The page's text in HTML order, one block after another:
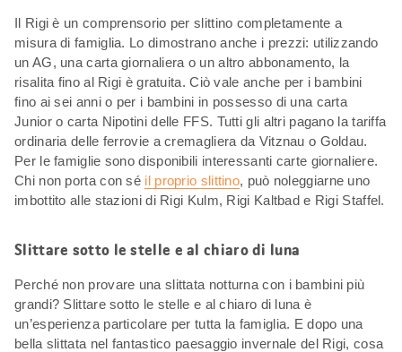
Il Rigi è un comprensorio per slittino completamente a
misura di famiglia. Lo dimostrano anche i prezzi: utilizzando
un AG, una carta giornaliera o un altro abbonamento, la
risalita fino al Rigi è gratuita. Ciò vale anche per i bambini
fino ai sei anni o per i bambini in possesso di una carta
Junior o carta Nipotini delle FFS. Tutti gli altri pagano la tariffa
ordinaria delle ferrovie a cremagliera da Vitznau o Goldau.
Per le famiglie sono disponibili interessanti carte giornaliere.
Chi non porta con sé il proprio slittino, può noleggiarne uno
imbottito alle stazioni di Rigi Kulm, Rigi Kaltbad e Rigi Staffel.
Slittare sotto le stelle e al chiaro di luna
Perché non provare una slittata notturna con i bambini più
grandi? Slittare sotto le stelle e al chiaro di luna è
un’esperienza particolare per tutta la famiglia. E dopo una
bella slittata nel fantastico paesaggio invernale del Rigi, cosa